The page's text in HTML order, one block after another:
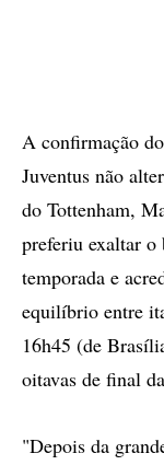
A confirmação
Juventus não
do Tottenham,
preferiu exaltar o
temporada e
equilíbrio entre
16h45 (de
oitavas de final
"Depois da